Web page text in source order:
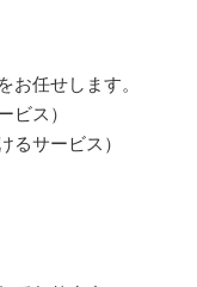
お任せします。
ビス）
るサービス）